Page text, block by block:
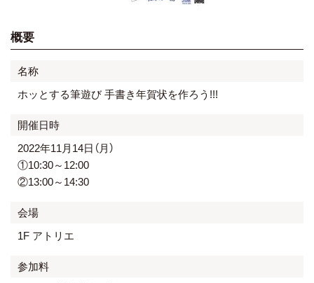
概要
名称
ホッとする筆遊び 手書き年賀状を作ろう!!!
開催日時
2022年11月14日（月）
①10:30～12:00
②13:00～14:30
会場
1F アトリエ
参加料